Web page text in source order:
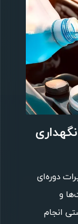
دوره‌ای
و
انجام